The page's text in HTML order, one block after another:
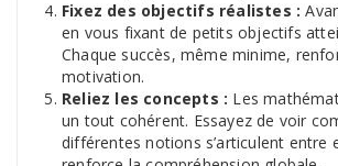
Fixez des objectifs réalistes :
en vous fixant de petits objectifs
Chaque succès, même minime,
motivation.
Reliez les concepts : Les
un tout cohérent. Essayez de voir
différentes notions s’articulent entre